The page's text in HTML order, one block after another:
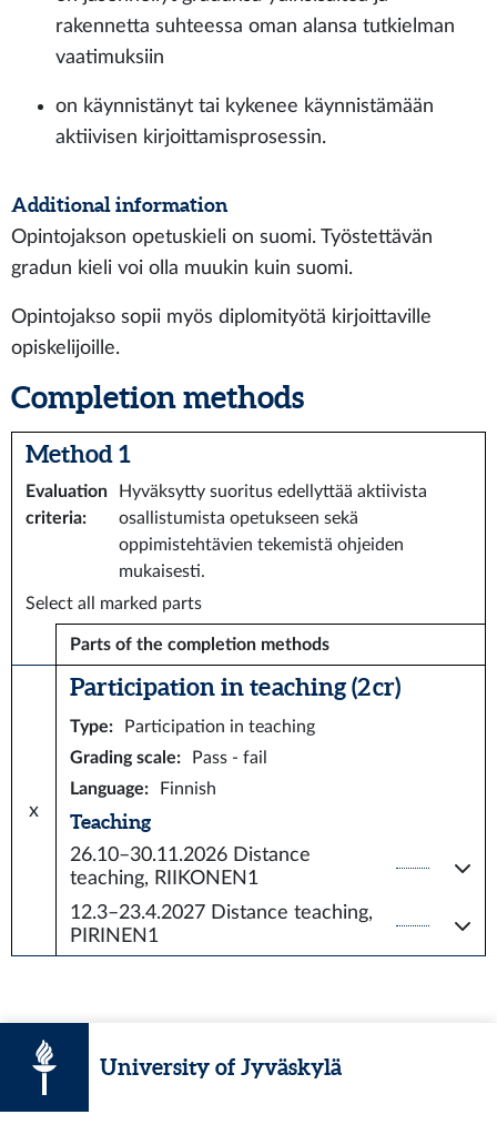
rakennetta suhteessa oman alansa tutkielman
vaatimuksiin
on käynnistänyt tai kykenee käynnistämään
aktiivisen kirjoittamisprosessin.
Additional information
Opintojakson opetuskieli on suomi. Työstettävän
gradun kieli voi olla muukin kuin suomi.
Opintojakso sopii myös diplomityötä kirjoittaville
opiskelijoille.
Completion methods
Method 1
Evaluation
criteria:
Hyväksytty suoritus edellyttää aktiivista
osallistumista opetukseen sekä
oppimistehtävien tekemistä ohjeiden
mukaisesti.
Select all marked parts
Parts of the completion methods
x
Participation in teaching (2 cr)
Type:
Participation in teaching
Grading scale:
Pass - fail
Language: Finnish
Teaching
26.10–30.11.2026 Distance
teaching, RIIKONEN1
12.3–23.4.2027 Distance teaching,
PIRINEN1
University of Jyväskylä